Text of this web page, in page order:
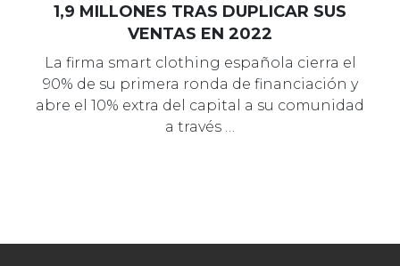
1,9 MILLONES TRAS DUPLICAR SUS
VENTAS EN 2022
La firma smart clothing española cierra el
90% de su primera ronda de financiación y
abre el 10% extra del capital a su comunidad
a través …